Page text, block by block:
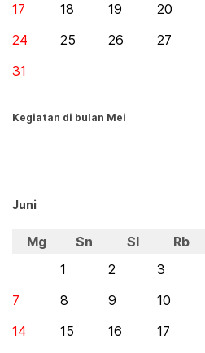
17
18 19 20
24
25 26 27
31
Kegiatan di bulan Mei
Juni
Mg Sn Sl Rb
1
2 3
7
8 9 10
14
15 16 17